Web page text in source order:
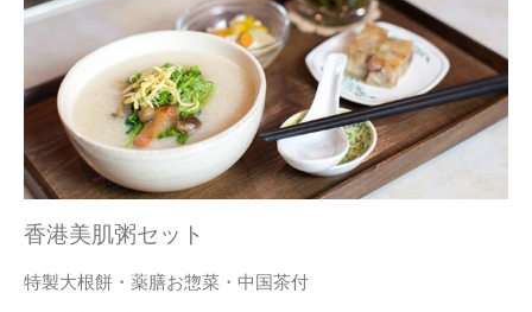
香港美肌粥セット
特製大根餅・薬膳お惣菜・中国茶付